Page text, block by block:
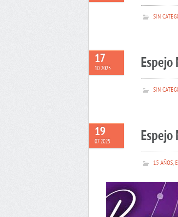
SIN
17
10 2025 Espejo
SIN
19
07 2025 Espejo
15 AÑOS,